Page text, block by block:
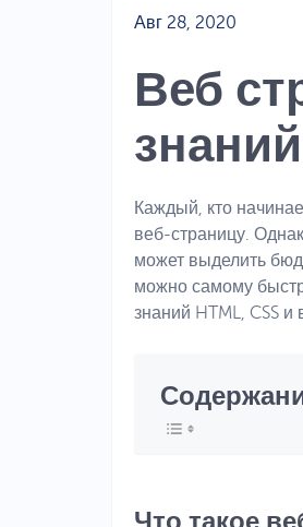
Авг 28, 2020
Веб
Каждый, кто
веб-страницу.
может выделить
можно самому
знаний HTML, CSS и